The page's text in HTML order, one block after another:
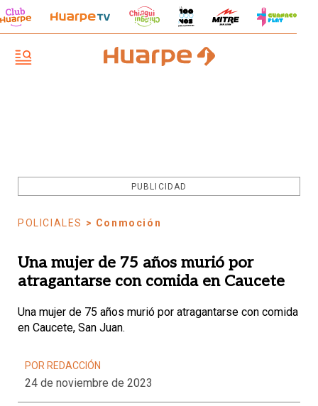
PUBLICIDAD
POLICIALES > Conmoción
Una mujer de 75 años murió por
atragantarse con comida en Caucete
Una mujer de 75 años murió por atragantarse con comida
en Caucete, San Juan.
POR REDACCIÓN
24 de noviembre de 2023